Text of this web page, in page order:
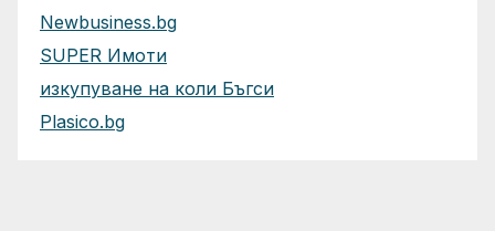
Newbusiness.bg
SUPER Имоти
изкупуване на коли Бъгси
Plasico.bg